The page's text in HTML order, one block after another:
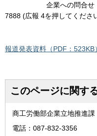
企業への問合せ：株
7888 (広報 4を押してくださ
報道発表資料（PDF：523KB）
このページに関す
商工労働部企業立地推進課
電話：087-832-3356